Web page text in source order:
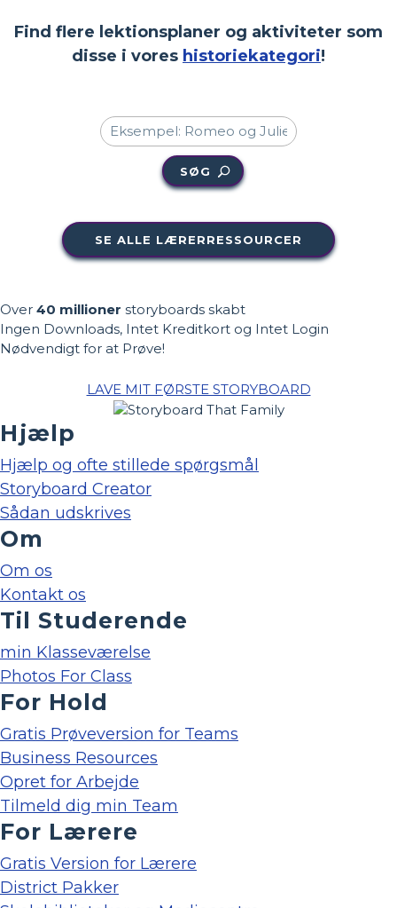
Find flere lektionsplaner og aktiviteter som
disse i vores historiekategori!
SØG
SE ALLE LÆRERRESSOURCER
Over 40 millioner storyboards skabt
Ingen Downloads, Intet Kreditkort og Intet Login
Nødvendigt for at Prøve!
LAVE MIT FØRSTE STORYBOARD
Hjælp
Hjælp og ofte stillede spørgsmål
Storyboard Creator
Sådan udskrives
Om
Om os
Kontakt os
Til Studerende
min Klasseværelse
Photos For Class
For Hold
Gratis Prøveversion for Teams
Business Resources
Opret for Arbejde
Tilmeld dig min Team
For Lærere
Gratis Version for Lærere
District Pakker